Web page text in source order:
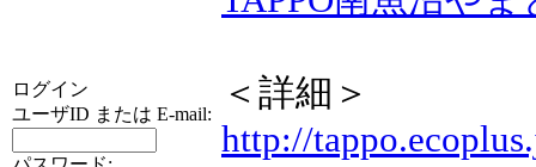
ログイン
ユーザID または E-mail:
＜詳細＞
http://